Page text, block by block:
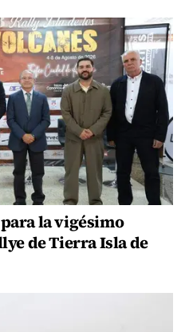
la vigésimo
de Tierra Isla de